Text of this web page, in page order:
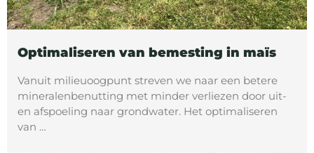
Optimaliseren van bemesting in maïs
Vanuit milieuoogpunt streven we naar een betere
mineralenbenutting met minder verliezen door uit-
en afspoeling naar grondwater. Het optimaliseren
van …